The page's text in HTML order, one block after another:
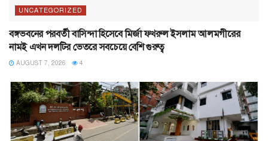
UNCATEGORIZED
বঙ্গভবনের পরবর্তী বাসিন্দা হিসেবে মির্জা ফখরুল ইসলাম আলমগীরের
নামই এখন দলটির ভেতরে সবচেয়ে বেশি গুরুত্ব
AUGUST 7, 2026 4